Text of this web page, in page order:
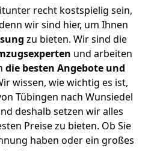
recht kostspielig sein,
wir sind hier, um Ihnen
zu bieten. Wir sind die
und arbeiten
die besten Angebote und
wissen, wie wichtig es ist,
Tübingen nach Wunsiedel
deshalb setzen wir alles
Preise zu bieten. Ob Sie
haben oder ein großes